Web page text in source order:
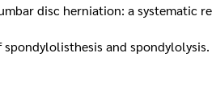
disc herniation: a systematic
and